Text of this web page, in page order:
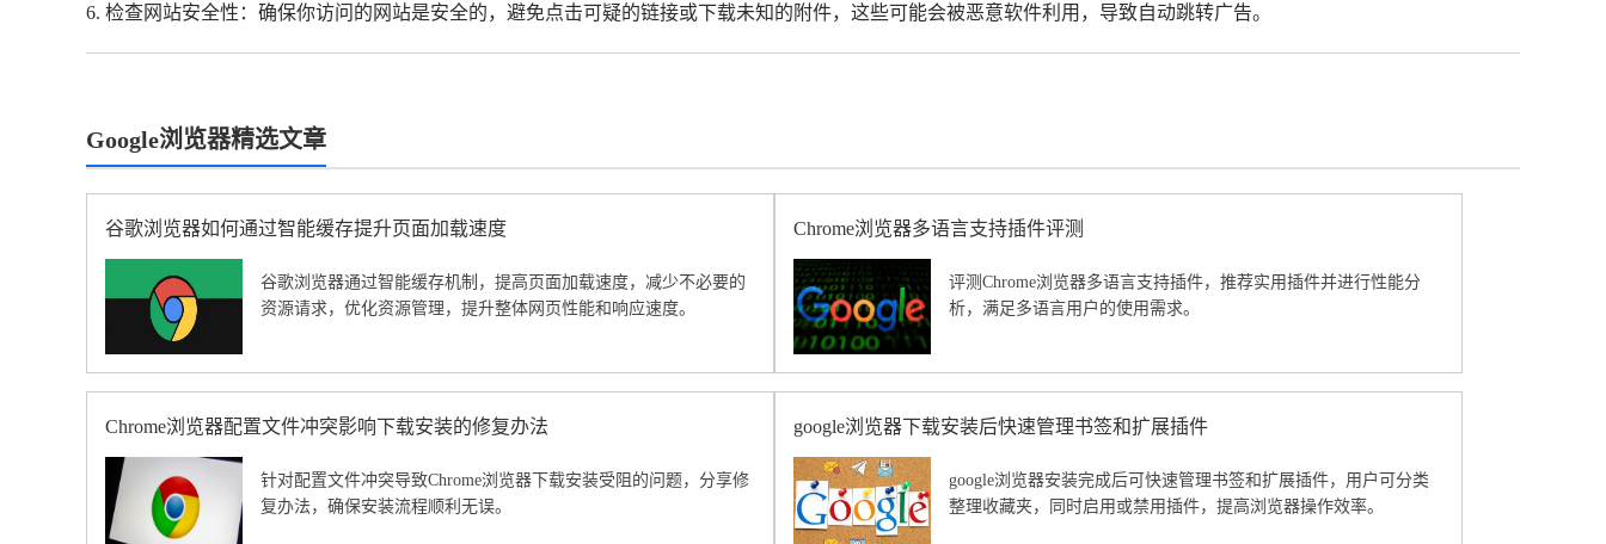
6. 检查网站安全性：确保你访问的网站是安全的，避免点击可疑的链接或下载未知的附件，这些可能会被恶意软件利用，导致自动跳转广告。
Google浏览器精选文章
谷歌浏览器如何通过智能缓存提升页面加载速度
谷歌浏览器通过智能缓存机制，提高页面加载速度，减少不必要的
资源请求，优化资源管理，提升整体网页性能和响应速度。
Chrome浏览器多语言支持插件评测
评测Chrome浏览器多语言支持插件，推荐实用插件并进行性能分
析，满足多语言用户的使用需求。
Chrome浏览器配置文件冲突影响下载安装的修复办法
针对配置文件冲突导致Chrome浏览器下载安装受阻的问题，分享修
复办法，确保安装流程顺利无误。
google浏览器下载安装后快速管理书签和扩展插件
google浏览器安装完成后可快速管理书签和扩展插件，用户可分类
整理收藏夹，同时启用或禁用插件，提高浏览器操作效率。